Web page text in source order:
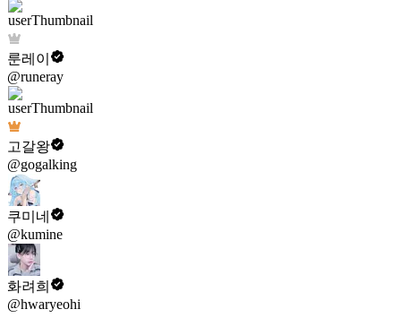
룬레이
@runeray
고갈왕
@gogalking
쿠미네
@kumine
화려희
@hwaryeohi